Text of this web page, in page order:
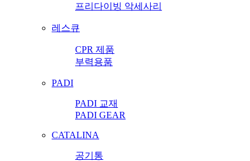
프리다이빙 악세사리
레스큐
CPR 제품
부력용품
PADI
PADI 교재
PADI GEAR
CATALINA
공기통